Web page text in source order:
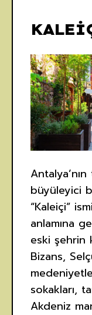
büyüleyici
“Kaleiçi”
anlamına
eski şehrin
Bizans,
sokakları,
Akdeniz